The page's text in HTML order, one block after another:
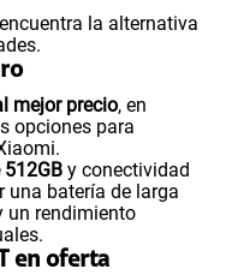
la alternativa
mejor precio, en
opciones para
y conectividad
una batería de larga
un rendimiento
en oferta